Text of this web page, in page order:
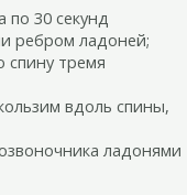
по 30 секунд
ребром ладоней;
спину тремя
вдоль спины,
ладонями